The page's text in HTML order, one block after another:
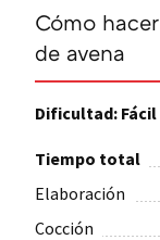
Cómo
de avena
Dificultad: Fácil
Tiempo total
Elaboración
Cocción